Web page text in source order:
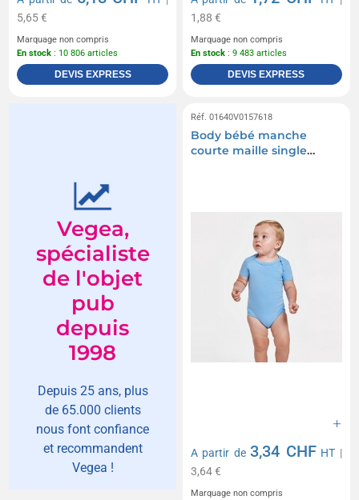
5,65 €
Marquage non compris
En stock : 10 806 articles
DEVIS EXPRESS
1,88 €
Marquage non compris
En stock : 9 483 articles
DEVIS EXPRESS
Vegea,
spécialiste
de l'objet
pub
depuis
1998
Depuis 25 ans, plus
de 65.000 clients
nous font confiance
et recommandent
Vegea !
Réf. 01640V0157618
Body bébé manche
courte maille single
A partir de3,34 CHF HT |
3,64 €
Marquage non compris